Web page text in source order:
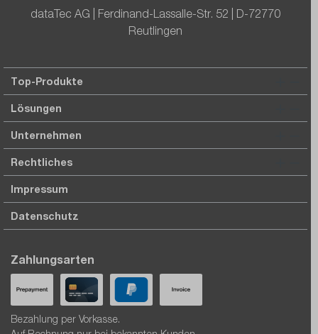
dataTec AG | Ferdinand-Lassalle-Str. 52 | D-72770
Reutlingen
Top-Produkte
Lösungen
Unternehmen
Rechtliches
Impressum
Datenschutz
Zahlungsarten
Bezahlung per Vorkasse.